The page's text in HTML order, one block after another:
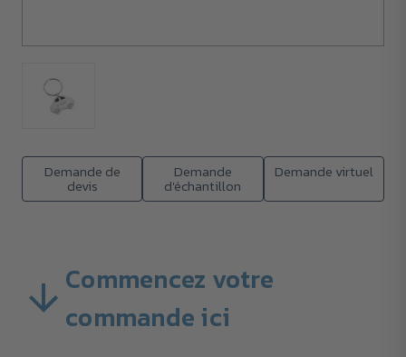
Demande de
devis
Demande
d'échantillon
Demande virtuel
Commencez votre
commande ici